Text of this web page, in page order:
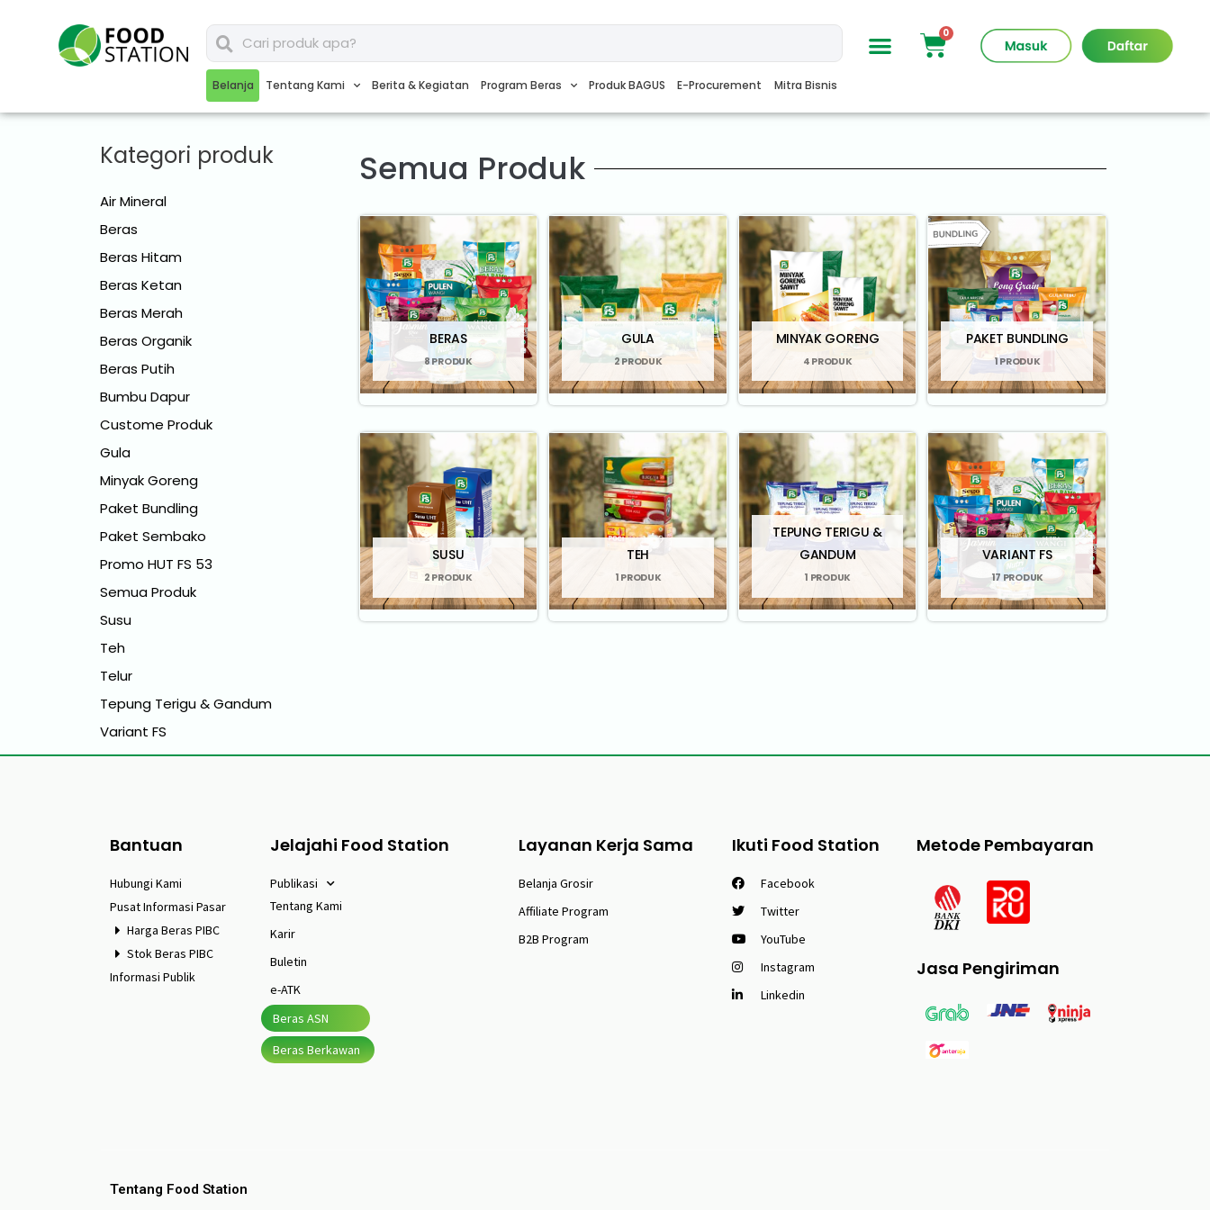
Belanja Tentang Kami Berita & Kegiatan Program Beras Produk BAGUS E-Procurement Mitra Bisnis
Kategori produk
Air Mineral
Beras
Beras Hitam
Beras Ketan
Beras Merah
Beras Organik
Beras Putih
Bumbu Dapur
Custome Produk
Gula
Minyak Goreng
Paket Bundling
Paket Sembako
Promo HUT FS 53
Semua Produk
Susu
Teh
Telur
Tepung Terigu & Gandum
Variant FS
Semua Produk
BERAS
8 PRODUK
GULA
2 PRODUK
MINYAK GORENG
4 PRODUK
PAKET BUNDLING
1 PRODUK
SUSU
2 PRODUK
TEH
1 PRODUK
TEPUNG TERIGU &
GANDUM
1 PRODUK
VARIANT FS
17 PRODUK
Bantuan
Hubungi Kami
Pusat Informasi Pasar
Harga Beras PIBC
Stok Beras PIBC
Informasi Publik
Jelajahi Food Station
Publikasi
Tentang Kami
Karir
Buletin
e-ATK
Beras ASN
Beras Berkawan
Layanan Kerja Sama
Belanja Grosir
Affiliate Program
B2B Program
Ikuti Food Station
Facebook
Twitter
YouTube
Instagram
Linkedin
Metode Pembayaran
Jasa Pengiriman
Tentang Food Station